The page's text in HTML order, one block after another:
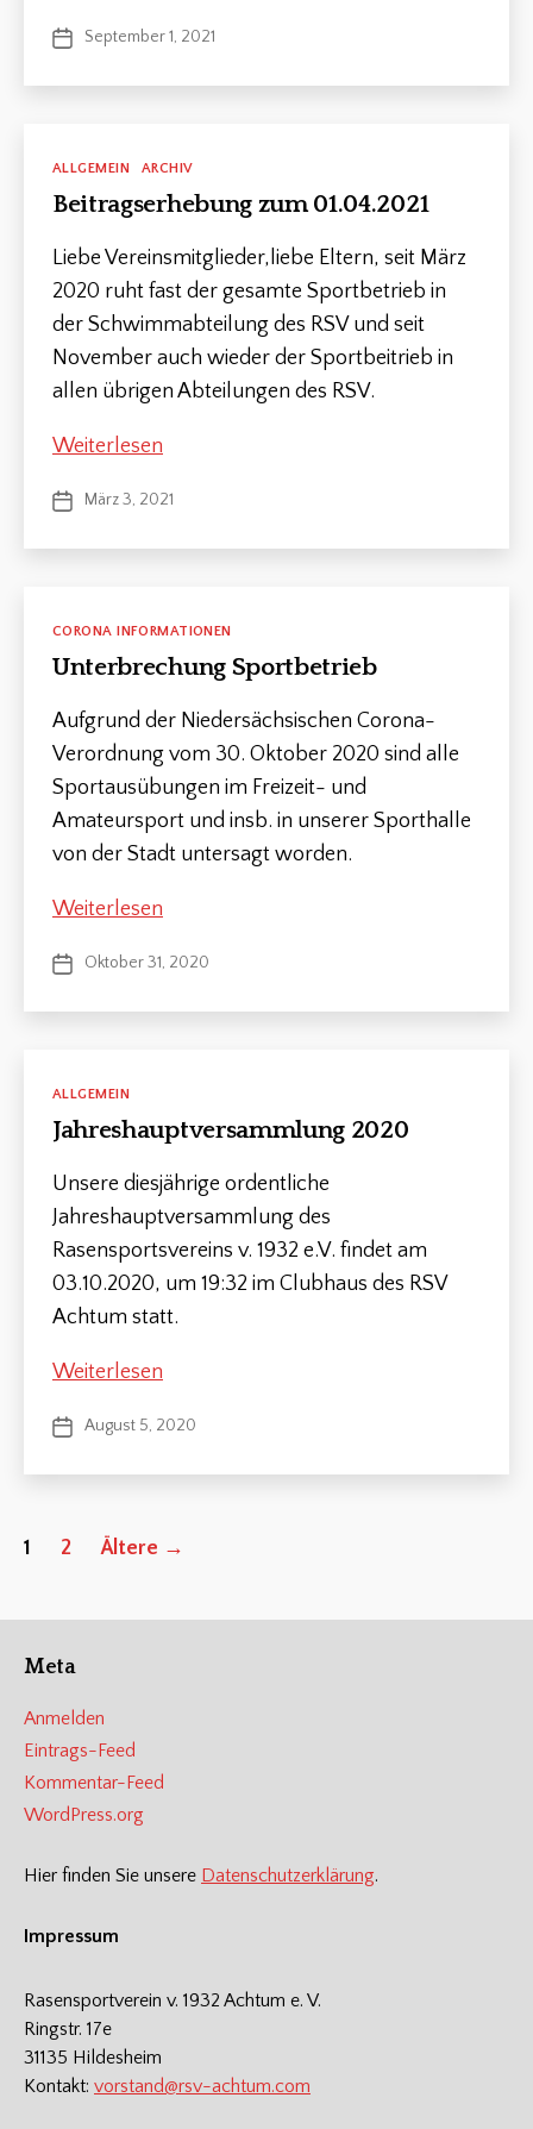
Veröffentlichungsdatum
September 1, 2021
Schlagwörter
m
lu
V
r
a
n
d
Kategorien
ALLGEMEIN ARCHIV
Beitragserhebung zum 01.04.2021
Liebe Vereinsmitglieder,liebe Eltern, seit März
2020 ruht fast der gesamte Sportbetrieb in
der Schwimmabteilung des RSV und seit
November auch wieder der Sportbeitrieb in
allen übrigen Abteilungen des RSV.
Weiterlesen
01.04.2021
Veröffentlichungsdatum
März 3, 2021
Kategorien
CORONA INFORMATIONEN
Unterbrechung Sportbetrieb
Aufgrund der Niedersächsischen Corona-
Verordnung vom 30. Oktober 2020 sind alle
Sportausübungen im Freizeit- und
Amateursport und insb. in unserer Sporthalle
von der Stadt untersagt worden.
Weiterlesen
Veröffentlichungsdatum
Oktober 31, 2020
Kategorien
ALLGEMEIN
Jahreshauptversammlung 2020
Unsere diesjährige ordentliche
Jahreshauptversammlung des
Rasensportsvereins v. 1932 e.V. findet am
03.10.2020, um 19:32 im Clubhaus des RSV
Achtum statt.
Weiterlesen
Veröffentlichungsdatum
August 5, 2020
Seitennummerierung
Beiträge
1 2 Ältere →
Meta
Anmelden
Eintrags-Feed
Kommentar-Feed
WordPress.org
Hier finden Sie unsere Datenschutzerklärung.
Impressum
Rasensportverein v. 1932 Achtum e. V.
Ringstr. 17e
31135 Hildesheim
Kontakt: vorstand@rsv-achtum.com